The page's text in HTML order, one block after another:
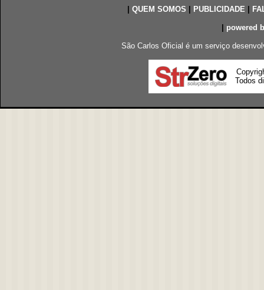
QUEM SOMOS PUBLICIDADE|
powered
São Carlos Oficial é um serviço
Todos